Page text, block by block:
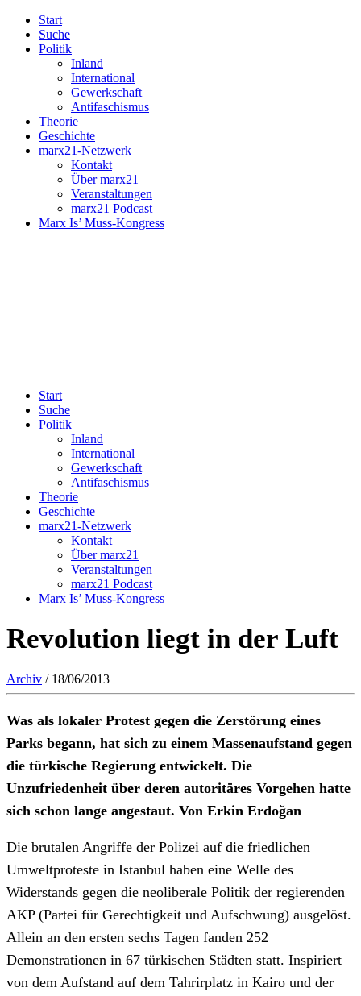
Start
Suche
Politik
Inland
International
Gewerkschaft
Antifaschismus
Theorie
Geschichte
marx21-Netzwerk
Kontakt
Über marx21
Veranstaltungen
marx21 Podcast
Marx Is’ Muss-Kongress
Start
Suche
Politik
Inland
International
Gewerkschaft
Antifaschismus
Theorie
Geschichte
marx21-Netzwerk
Kontakt
Über marx21
Veranstaltungen
marx21 Podcast
Marx Is’ Muss-Kongress
Revolution liegt in der Luft
Archiv / 18/06/2013
Was als lokaler Protest gegen die Zerstörung eines
Parks begann, hat sich zu einem Massenaufstand gegen
die türkische Regierung entwickelt. Die
Unzufriedenheit über deren autoritäres Vorgehen hatte
sich schon lange angestaut. Von Erkin Erdoğan
Die brutalen Angriffe der Polizei auf die friedlichen
Umweltproteste in Istanbul haben eine Welle des
Widerstands gegen die neoliberale Politik der regierenden
AKP (Partei für Gerechtigkeit und Aufschwung) ausgelöst.
Allein an den ersten sechs Tagen fanden 252
Demonstrationen in 67 türkischen Städten statt. Inspiriert
von dem Aufstand auf dem Tahrirplatz in Kairo und der